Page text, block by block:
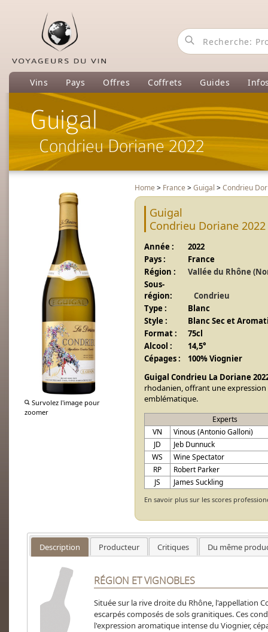
Vins Pays Offres Coffrets Guides
Guigal
Condrieu Doriane 2022
Survolez l'image pour
zoomer
Home > France >Guigal >Condrieu
Guigal
Condrieu Doriane 2022
Année :
2022
Pays :
France
Région :
Vallée du Rhône
Sous-
région:
Condrieu
Type :
Blanc
Style :
Blanc Sec et
Format :
75cl
Alcool :
14,5°
Cépages :
100% Viognier
Guigal Condrieu La Doriane
rhodanien, offrant une
emblématique.
Experts
VN
Vinous (Antonio Galloni)
JD
Jeb Dunnuck
WS
Wine Spectator
RP
Robert Parker
JS
James Suckling
En savoir plus sur les scores
Description Producteur Critiques Du même
RÉGION ET VIGNOBLES
Située sur la rive droite du Rhône, l'appellation
escarpés composés de sols granitiques.Ces
l'expression aromatique intense du Viognier,